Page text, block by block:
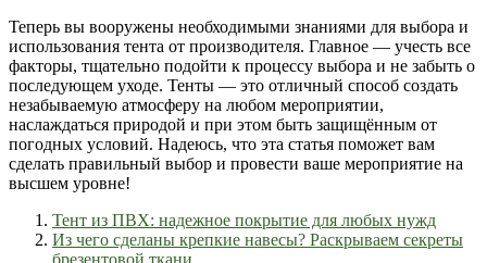
Теперь вы вооружены необходимыми знаниями для выбора и
использования тента от производителя. Главное — учесть все
факторы, тщательно подойти к процессу выбора и не забыть о
последующем уходе. Тенты — это отличный способ создать
незабываемую атмосферу на любом мероприятии,
наслаждаться природой и при этом быть защищённым от
погодных условий. Надеюсь, что эта статья поможет вам
сделать правильный выбор и провести ваше мероприятие на
высшем уровне!
Тент из ПВХ: надежное покрытие для любых нужд
Из чего сделаны крепкие навесы? Раскрываем секреты